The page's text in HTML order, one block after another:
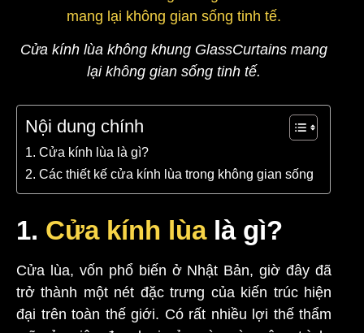
Cửa kính lùa không khung GlassCurtains mang
lại không gian sống tinh tế.
Nội dung chính
1. Cửa kính lùa là gì?
2. Các thiết kế cửa kính lùa trong không gian sống
1. Cửa kính lùalà gì?
Cửa lùa, vốn phổ biến ở Nhật Bản, giờ đây đã
trở thành một nét đặc trưng của kiến trúc hiện
đại trên toàn thế giới. Có rất nhiều lợi thế thẩm